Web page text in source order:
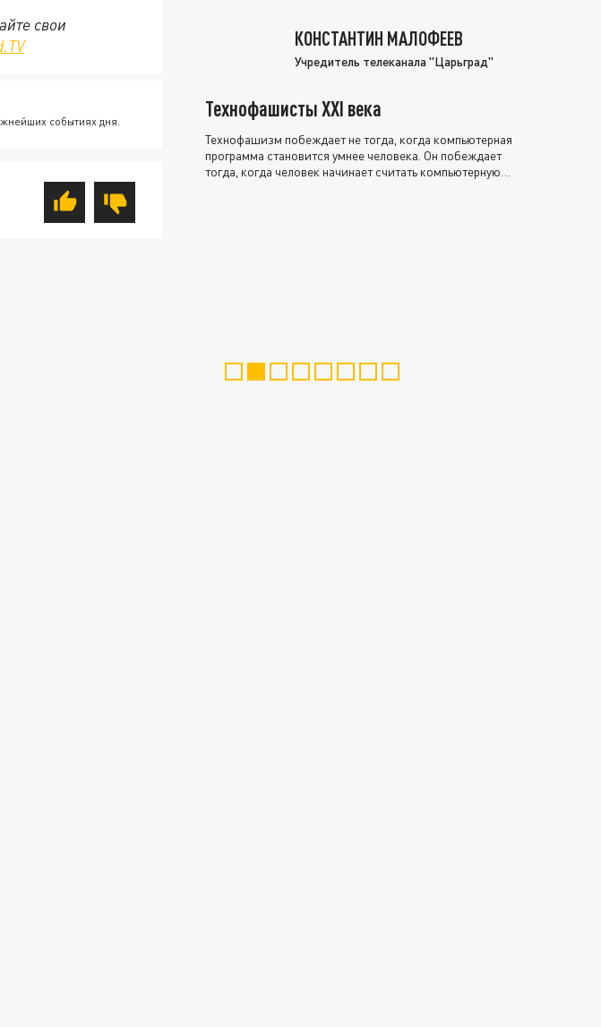
свои
событиях дня.
КОНСТАНТИН МАЛОФЕЕВ
Учредитель телеканала "Царьград"
Технофашисты XXI века
Технофашизм побеждает не тогда, когда компьютерная
программа становится умнее человека. Он побеждает
тогда, когда человек начинает считать компьютерную